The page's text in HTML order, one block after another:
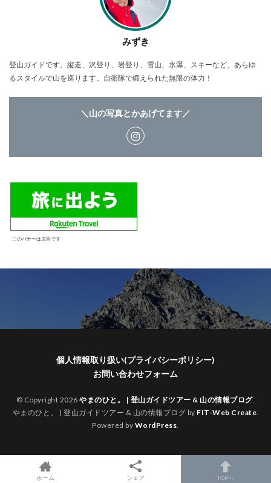
みずき
登山ガイドです。縦走、沢登り、岩登り、雪山、氷瀑、スキーなど、あらゆ
るスタイルで山を巡ります。自衛隊で鍛えられた無限の体力！
＼山の写真とかあげてます／
このバナーは広告です
個人情報取り扱い(プライバシーポリシー)
お問い合わせフォーム
© Copyright 2026やまのひと。 | 登山ガイドツアー & 山の情報ブログ.
やまのひと。 | 登山ガイドツアー & 山の情報ブログ by FIT-Web Create
Powered by WordPress
ホーム シェア TOPへ